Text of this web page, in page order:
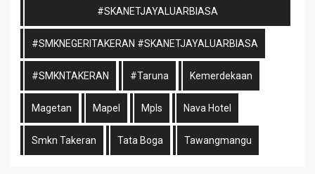
#SKANETJAYALUARBIASA
#SMKNEGERITAKERAN #SKANETJAYALUARBIASA
#SMKNTAKERAN #taruna Kemerdekaan
Magetan Mapel Mpls Nava Hotel
Smkn Takeran Tata Boga Tawangmangu